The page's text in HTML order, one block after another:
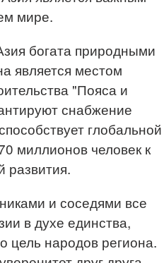
мире.
богата природными
является местом
"Пояса и
снабжение
глобальной
миллионов человек к
развития.
и соседями все
в духе единства,
цель народов региона.